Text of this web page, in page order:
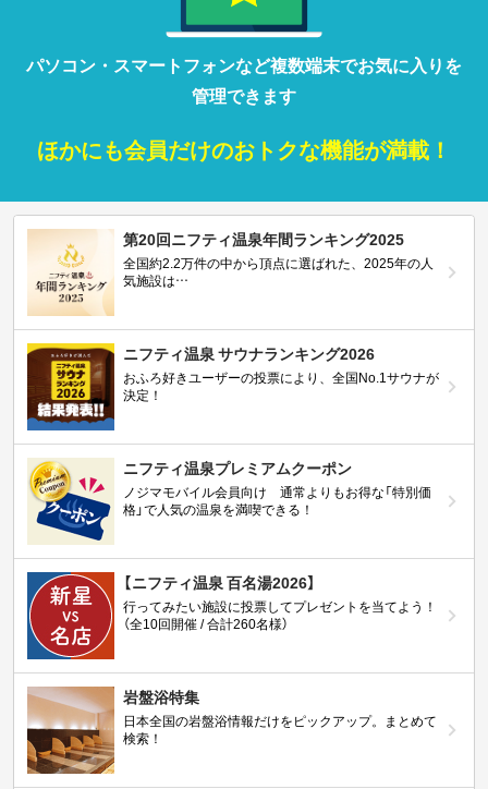
パソコン・ スマートフォンなど複数端末でお気に入りを
管理できます
ほかにも会員だけのおトクな機能が満載！
第20回ニフティ温泉年間ランキング2025
全国約2.2万件の中から頂点に選ばれた、2025年の人
気施設は…
ニフティ温泉 サウナランキング2026
おふろ好きユーザーの投票により、全国No.1サウナが
決定！
ニフティ温泉プレミアムクーポン
ノジマモバイル会員向け 通常よりもお得な「特別価
格」で人気の温泉を満喫できる！
【ニフティ温泉 百名湯2026】
行ってみたい施設に投票してプレゼントを当てよう！
（全10回開催 / 合計260名様）
岩盤浴特集
日本全国の岩盤浴情報だけをピックアップ。まとめて
検索！